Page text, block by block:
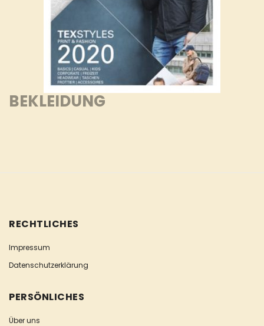
BEKLEIDUNG
RECHTLICHES
Impressum
Datenschutzerklärung
PERSÖNLICHES
Über uns